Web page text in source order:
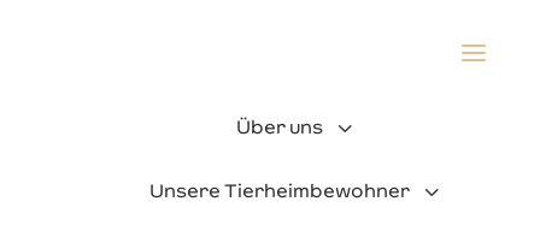
a
3
Über uns
3
Unsere Tierheimbewohner